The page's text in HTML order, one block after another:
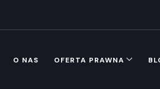
O NAS OFERTA PRAWNA